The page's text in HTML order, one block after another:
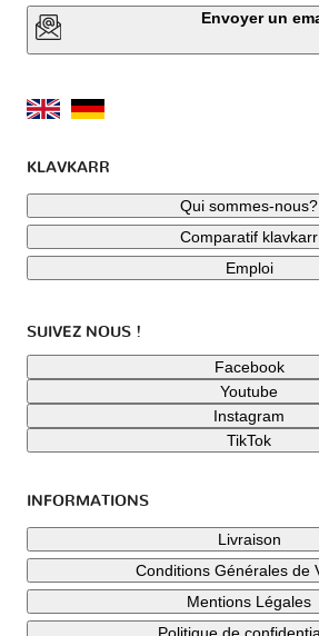
Envoyer un
KLAVKARR
Qui sommes-nous?
Comparatif klavkarr
Emploi
SUIVEZ NOUS !
Facebook
Youtube
Instagram
TikTok
INFORMATIONS
Livraison
Conditions Générales de
Mentions Légales